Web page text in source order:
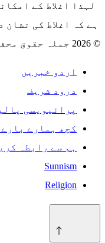
لہذا اغلاط کے
ہے کہ اغلاط کی
© 2026 جملہ حقوق محفوظ ہیں
اردو خبریں
درود شریف
پرائیویسی
کچھ ہمارے بارے
ہم سے رابطہ
Sunnism
Religion